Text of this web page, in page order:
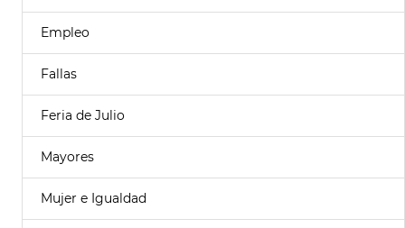
Empleo
Fallas
Feria de Julio
Mayores
Mujer e Igualdad